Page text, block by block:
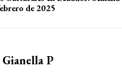
de 2025
Gianella P